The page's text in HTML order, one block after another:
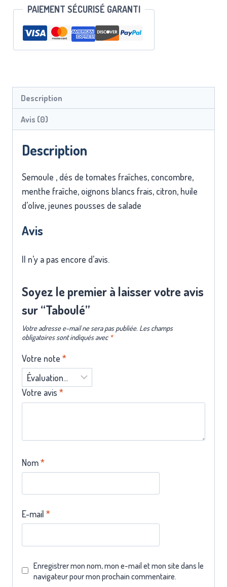
PAIEMENT SÉCURISÉ GARANTI
Description
Avis (0)
Description
Semoule , dés de tomates fraîches, concombre,
menthe fraîche, oignons blancs frais, citron, huile
d’olive, jeunes pousses de salade
Avis
Il n’y a pas encore d’avis.
Soyez le premier à laisser votre avis
sur “Taboulé”
Votre adresse e-mail ne sera pas publiée. Les champs
obligatoires sont indiqués avec *
Votre note *
Votre avis *
Nom*
E-mail *
Enregistrer mon nom, mon e-mail et mon site dans le
navigateur pour mon prochain commentaire.